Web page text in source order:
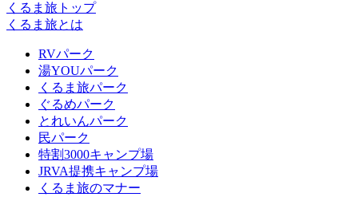
くるま旅トップ
くるま旅とは
RVパーク
湯YOUパーク
くるま旅パーク
ぐるめパーク
とれいんパーク
民パーク
特割3000キャンプ場
JRVA提携キャンプ場
くるま旅のマナー